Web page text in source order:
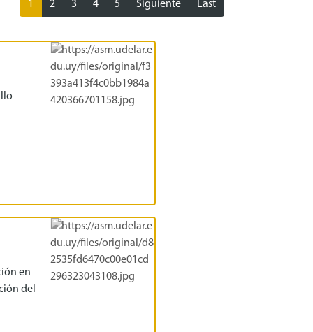
1 2 3 4 5 Siguiente Last
en
del